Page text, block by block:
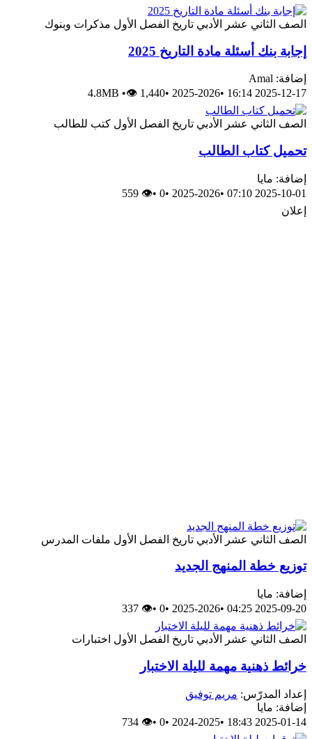
الصف الثاني عشر الأدبي تاريخ الفصل الأول مذكرات وبنوك
إجابة بنك أسئلة مادة التاريخ 2025
إضافة: Amal
2025-12-17 16:14
•
2025-2026
•
4.8MB •👁 1,440
الصف الثاني عشر الأدبي تاريخ الفصل الأول كتب للطالب
تحميل كتاب الطالب
إضافة: مايا
2025-10-01 07:10
•
2025-2026
•
0
•
👁 559
إعلان
الصف الثاني عشر الأدبي تاريخ الفصل الأول ملفات المدرس
توزيع خطة المنهج الجديد
إضافة: مايا
2025-09-20 04:25
•
2025-2026
•
0
•
👁 337
الصف الثاني عشر الأدبي تاريخ الفصل الأول اختبارات
خرائط ذهنية مهمة لليلة الاختبار
إعداد المدرّس: مريم توفيق
إضافة: مايا
2025-01-14 18:43
•
2024-2025
•
0
•
👁 734